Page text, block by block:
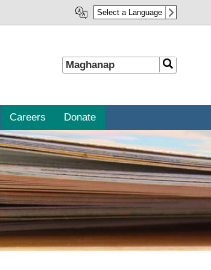
Select a Language
Maghanap Maghanap
Careers Donate